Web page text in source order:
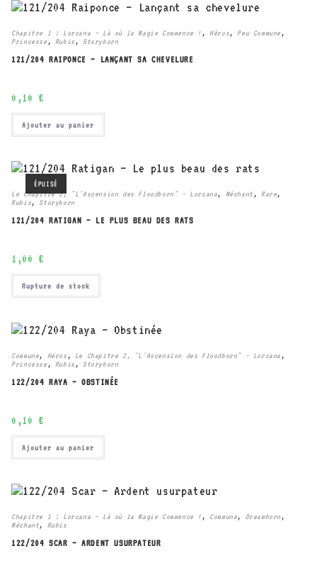
Chapitre 1 : Lorcana – Là où la Magie Commence ! , Héros, Peu Commune ,
Princesse , Rubis , Storyborn
121/204 RAIPONCE – LANÇANT SA CHEVELURE
0,10 €
Ajouter au panier
ÉPUISÉ
Le Chapitre 2, "L'Ascension des Floodborn" - Lorcana, Méchant , Rare,
Rubis, Storyborn
121/204 RATIGAN – LE PLUS BEAU DES RATS
1,00 €
Rupture de stock
Commune, Héros , Le Chapitre 2, "L'Ascension des Floodborn" - Lorcana ,
Princesse , Rubis , Storyborn
122/204 RAYA – OBSTINÉE
0,10 €
Ajouter au panier
Chapitre 1 : Lorcana – Là où la Magie Commence ! , Commune, Dreamborn ,
Méchant, Rubis
122/204 SCAR – ARDENT USURPATEUR